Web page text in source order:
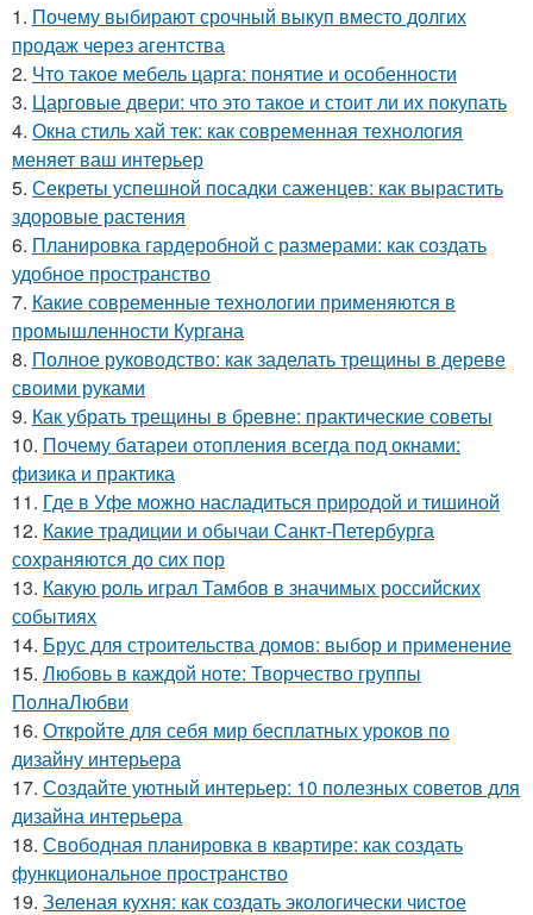
1. Почему выбирают срочный выкуп вместо долгих
продаж через агентства
2. Что такое мебель царга: понятие и особенности
3. Царговые двери: что это такое и стоит ли их покупать
4. Окна стиль хай тек: как современная технология
меняет ваш интерьер
5. Секреты успешной посадки саженцев: как вырастить
здоровые растения
6. Планировка гардеробной с размерами: как создать
удобное пространство
7. Какие современные технологии применяются в
промышленности Кургана
8. Полное руководство: как заделать трещины в дереве
своими руками
9. Как убрать трещины в бревне: практические советы
10. Почему батареи отопления всегда под окнами:
физика и практика
11. Где в Уфе можно насладиться природой и тишиной
12. Какие традиции и обычаи Санкт-Петербурга
сохраняются до сих пор
13. Какую роль играл Тамбов в значимых российских
событиях
14. Брус для строительства домов: выбор и применение
15. Любовь в каждой ноте: Творчество группы
ПолнаЛюбви
16. Откройте для себя мир бесплатных уроков по
дизайну интерьера
17. Создайте уютный интерьер: 10 полезных советов для
дизайна интерьера
18. Свободная планировка в квартире: как создать
функциональное пространство
19. Зеленая кухня: как создать экологически чистое